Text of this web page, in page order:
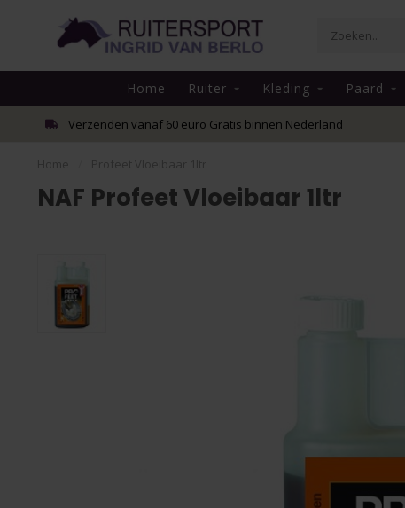
Home Ruiter Kleding Paard
Verzenden vanaf 60 euro Gratis binnen Nederland
NAF Profeet Vloeibaar 1ltr